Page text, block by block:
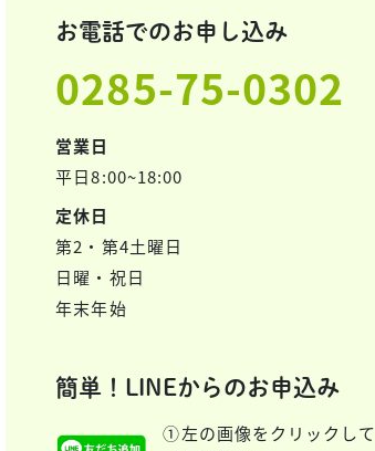
お電話でのお申し込み
0285-75-0302
営業日
平日8:00~18:00
定休日
第2・第4土曜日
日曜・祝日
年末年始
簡単！LINEからのお申込み
①左の画像をクリックして